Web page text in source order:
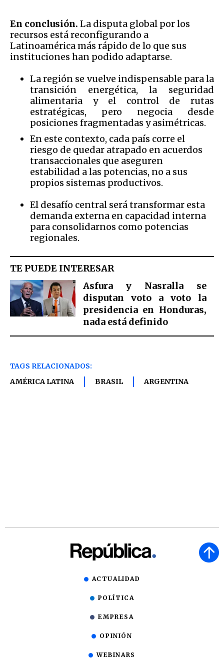
En conclusión. La disputa global por los
recursos está reconfigurando a
Latinoamérica más rápido de lo que sus
instituciones han podido adaptarse.
La región se vuelve indispensable para la
transición energética, la seguridad
alimentaria y el control de rutas
estratégicas, pero negocia desde
posiciones fragmentadas y asimétricas.
En este contexto, cada país corre el
riesgo de quedar atrapado en acuerdos
transaccionales que aseguren
estabilidad a las potencias, no a sus
propios sistemas productivos.
El desafío central será transformar esta
demanda externa en capacidad interna
para consolidarnos como potencias
regionales.
TE PUEDE INTERESAR
Asfura y Nasralla se
disputan voto a voto la
presidencia en Honduras,
nada está definido
TAGS RELACIONADOS:
AMÉRICA LATINA
BRASIL ARGENTINA
ACTUALIDAD
POLÍTICA
EMPRESA
OPINIÓN
WEBINARS